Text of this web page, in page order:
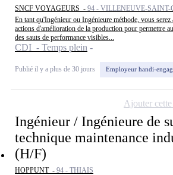
SNCF VOYAGEURS - 94 - VILLENEUVE-SAINT-
En tant qu'Ingénieur ou Ingénieure méthode, vous serez
actions d'amélioration de la production pour permettre
des sauts de performance visibles...
CDI - Temps plein
Publié il y a plus de 30 jours Employeur handi-
Ingénieur / Ingénieure de
technique maintenance
(H/F)
HOPPUNT - 94 - THIAIS
Ajouter